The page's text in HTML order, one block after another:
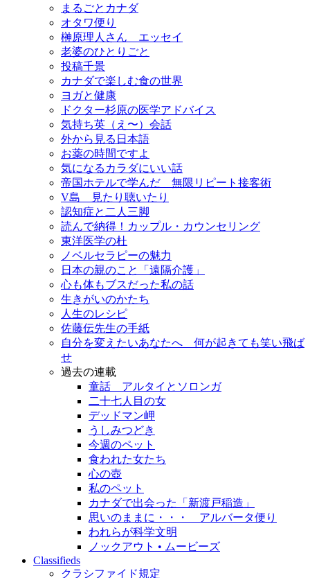
まるごとカナダ
オタワ便り
榊原理人さん エッセイ
老婆のひとりごと
投稿千景
カナダで楽しむ食の世界
ヨガと健康
ドクター杉原の医学アドバイス
気持ち英（え〜）会話
外から見る日本語
お薬の時間ですよ
気になるカラダにいい話
帝国ホテルで学んだ 無限リピート接客術
V島 見たり聴いたり
認知症と二人三脚
読んで納得！カップル・カウンセリング
東洋医学の杜
ノベルセラピーの魅力
日本の親のこと「遠隔介護」
心も体もブスだった私の話
生きがいのかたち
人生のレシピ
佐藤伝先生の手紙
自分を変えたいあなたへ 何が起きても笑い飛ば
せ
過去の連載
童話 アルタイとソロンガ
二十七人目の女
デッドマン岬
うしみつどき
今週のペット
食われた女たち
心の壺
私のペット
カナダで出会った「新渡戸稲造」
思いのままに・・・ アルバータ便り
われらが科学文明
ノックアウト • ムービーズ
Classifieds
クラシファイド規定